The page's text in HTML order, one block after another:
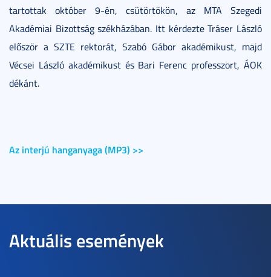
tartottak október 9-én, csütörtökön, az MTA Szegedi
Akadémiai Bizottság székházában. Itt kérdezte Tráser László
először a SZTE rektorát, Szabó Gábor akadémikust, majd
Vécsei László akadémikust és Bari Ferenc professzort, ÁOK
dékánt.
Az interjú hanganyaga (MP3) >>
Aktuális események